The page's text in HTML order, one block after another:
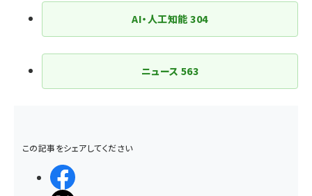
AI・人工知能304
ニュース 563
この記事をシェアしてください